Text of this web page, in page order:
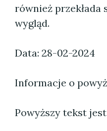
również przekłada
wygląd.
Data: 28-02-2024
Informacje o
Powyższy tekst